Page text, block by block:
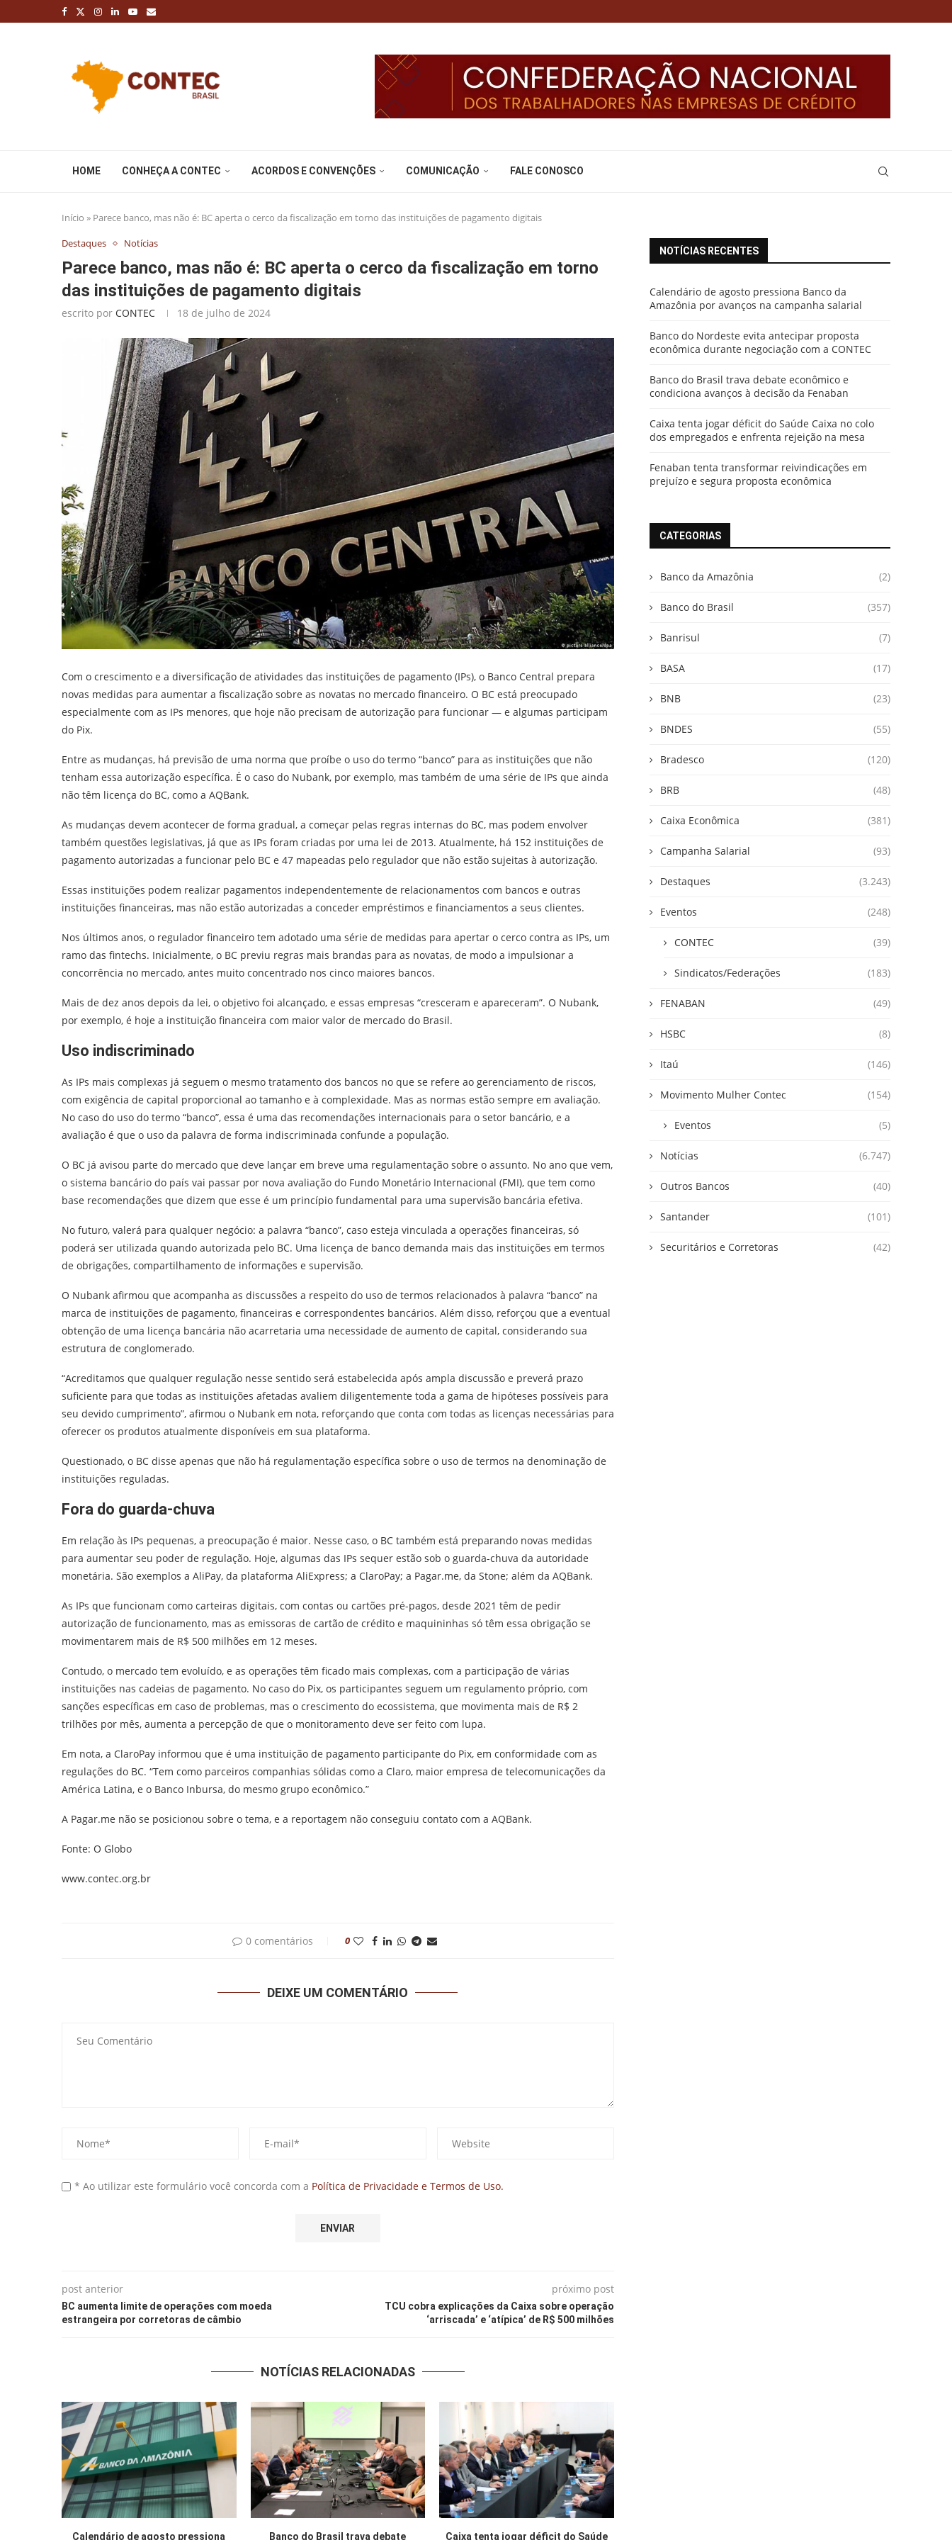
HOME CONHEÇA A CONTEC ACORDOS E CONVENÇÕES COMUNICAÇÃO FALE CONOSCO
Início » Parece banco, mas não é: BC aperta o cerco da fiscalização em torno das instituições de pagamento digitais
Destaques
Notícias
Parece banco, mas não é: BC aperta o cerco da fiscalização em torno
das instituições de pagamento digitais
escrito por CONTEC 18 de julho de 2024
Com o crescimento e a diversificação de atividades das instituições de pagamento (IPs), o Banco Central prepara
novas medidas para aumentar a fiscalização sobre as novatas no mercado financeiro. O BC está preocupado
especialmente com as IPs menores, que hoje não precisam de autorização para funcionar — e algumas participam
do Pix.
Entre as mudanças, há previsão de uma norma que proíbe o uso do termo “banco” para as instituições que não
tenham essa autorização específica. É o caso do Nubank, por exemplo, mas também de uma série de IPs que ainda
não têm licença do BC, como a AQBank.
As mudanças devem acontecer de forma gradual, a começar pelas regras internas do BC, mas podem envolver
também questões legislativas, já que as IPs foram criadas por uma lei de 2013. Atualmente, há 152 instituições de
pagamento autorizadas a funcionar pelo BC e 47 mapeadas pelo regulador que não estão sujeitas à autorização.
Essas instituições podem realizar pagamentos independentemente de relacionamentos com bancos e outras
instituições financeiras, mas não estão autorizadas a conceder empréstimos e financiamentos a seus clientes.
Nos últimos anos, o regulador financeiro tem adotado uma série de medidas para apertar o cerco contra as IPs, um
ramo das fintechs. Inicialmente, o BC previu regras mais brandas para as novatas, de modo a impulsionar a
concorrência no mercado, antes muito concentrado nos cinco maiores bancos.
Mais de dez anos depois da lei, o objetivo foi alcançado, e essas empresas “cresceram e apareceram”. O Nubank,
por exemplo, é hoje a instituição financeira com maior valor de mercado do Brasil.
Uso indiscriminado
As IPs mais complexas já seguem o mesmo tratamento dos bancos no que se refere ao gerenciamento de riscos,
com exigência de capital proporcional ao tamanho e à complexidade. Mas as normas estão sempre em avaliação.
No caso do uso do termo “banco”, essa é uma das recomendações internacionais para o setor bancário, e a
avaliação é que o uso da palavra de forma indiscriminada confunde a população.
O BC já avisou parte do mercado que deve lançar em breve uma regulamentação sobre o assunto. No ano que vem,
o sistema bancário do país vai passar por nova avaliação do Fundo Monetário Internacional (FMI), que tem como
base recomendações que dizem que esse é um princípio fundamental para uma supervisão bancária efetiva.
No futuro, valerá para qualquer negócio: a palavra “banco”, caso esteja vinculada a operações financeiras, só
poderá ser utilizada quando autorizada pelo BC. Uma licença de banco demanda mais das instituições em termos
de obrigações, compartilhamento de informações e supervisão.
O Nubank afirmou que acompanha as discussões a respeito do uso de termos relacionados à palavra “banco” na
marca de instituições de pagamento, financeiras e correspondentes bancários. Além disso, reforçou que a eventual
obtenção de uma licença bancária não acarretaria uma necessidade de aumento de capital, considerando sua
estrutura de conglomerado.
“Acreditamos que qualquer regulação nesse sentido será estabelecida após ampla discussão e preverá prazo
suficiente para que todas as instituições afetadas avaliem diligentemente toda a gama de hipóteses possíveis para
seu devido cumprimento”, afirmou o Nubank em nota, reforçando que conta com todas as licenças necessárias para
oferecer os produtos atualmente disponíveis em sua plataforma.
Questionado, o BC disse apenas que não há regulamentação específica sobre o uso de termos na denominação de
instituições reguladas.
Fora do guarda-chuva
Em relação às IPs pequenas, a preocupação é maior. Nesse caso, o BC também está preparando novas medidas
para aumentar seu poder de regulação. Hoje, algumas das IPs sequer estão sob o guarda-chuva da autoridade
monetária. São exemplos a AliPay, da plataforma AliExpress; a ClaroPay; a Pagar.me, da Stone; além da AQBank.
As IPs que funcionam como carteiras digitais, com contas ou cartões pré-pagos, desde 2021 têm de pedir
autorização de funcionamento, mas as emissoras de cartão de crédito e maquininhas só têm essa obrigação se
movimentarem mais de R$ 500 milhões em 12 meses.
Contudo, o mercado tem evoluído, e as operações têm ficado mais complexas, com a participação de várias
instituições nas cadeias de pagamento. No caso do Pix, os participantes seguem um regulamento próprio, com
sanções específicas em caso de problemas, mas o crescimento do ecossistema, que movimenta mais de R$ 2
trilhões por mês, aumenta a percepção de que o monitoramento deve ser feito com lupa.
Em nota, a ClaroPay informou que é uma instituição de pagamento participante do Pix, em conformidade com as
regulações do BC. “Tem como parceiros companhias sólidas como a Claro, maior empresa de telecomunicações da
América Latina, e o Banco Inbursa, do mesmo grupo econômico.”
A Pagar.me não se posicionou sobre o tema, e a reportagem não conseguiu contato com a AQBank.
Fonte: O Globo
www.contec.org.br
0 comentários 0
DEIXE UM COMENTÁRIO
* Ao utilizar este formulário você concorda com a Política de Privacidade e Termos de Uso.
post anterior
BC aumenta limite de operações com moeda
estrangeira por corretoras de câmbio
próximo post
TCU cobra explicações da Caixa sobre operação
‘arriscada’ e ‘atípica’ de R$ 500 milhões
NOTÍCIAS RELACIONADAS
Calendário de agosto pressiona Banco do Brasil trava debate Caixa tenta jogar déficit do Saúde
NOTÍCIAS RECENTES
Calendário de agosto pressiona Banco da
Amazônia por avanços na campanha salarial
Banco do Nordeste evita antecipar proposta
econômica durante negociação com a CONTEC
Banco do Brasil trava debate econômico e
condiciona avanços à decisão da Fenaban
Caixa tenta jogar déficit do Saúde Caixa no colo
dos empregados e enfrenta rejeição na mesa
Fenaban tenta transformar reivindicações em
prejuízo e segura proposta econômica
CATEGORIAS
Banco da Amazônia (2)
Banco do Brasil (357)
Banrisul (7)
BASA (17)
BNB (23)
BNDES (55)
Bradesco (120)
BRB (48)
Caixa Econômica (381)
Campanha Salarial (93)
Destaques (3.243)
Eventos (248)
CONTEC (39)
Sindicatos/Federações (183)
FENABAN (49)
HSBC (8)
Itaú (146)
Movimento Mulher Contec (154)
Eventos (5)
Notícias (6.747)
Outros Bancos (40)
Santander (101)
Securitários e Corretoras (42)